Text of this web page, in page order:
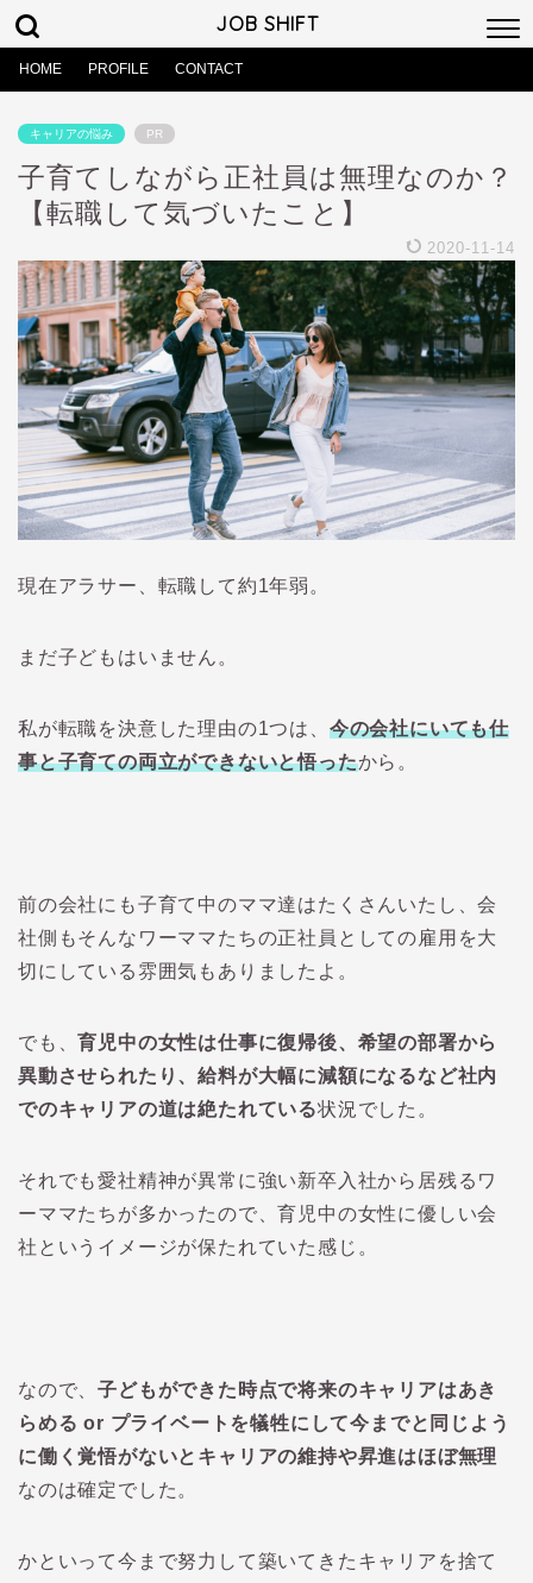
JOB SHIFT
HOME PROFILE CONTACT
キャリアの悩み PR
子育てしながら正社員は無理なのか？
【転職して気づいたこと】
2020-11-14
現在アラサー、転職して約1年弱。
まだ子どもはいません。
私が転職を決意した理由の1つは、 今の会社にいても仕
事と子育ての両立ができないと悟ったから。
前の会社にも子育て中のママ達はたくさんいたし、会
社側もそんなワーママたちの正社員としての雇用を大
切にしている雰囲気もありましたよ。
でも、育児中の女性は仕事に復帰後、希望の部署から
異動させられたり、給料が大幅に減額になるなど社内
でのキャリアの道は絶たれている状況でした。
それでも愛社精神が異常に強い新卒入社から居残るワ
ーママたちが多かったので、育児中の女性に優しい会
社というイメージが保たれていた感じ。
なので、子どもができた時点で将来のキャリアはあき
らめる or プライベートを犠牲にして今までと同じよう
に働く覚悟がないとキャリアの維持や昇進はほぼ無理
なのは確定でした。
かといって今まで努力して築いてきたキャリアを捨て